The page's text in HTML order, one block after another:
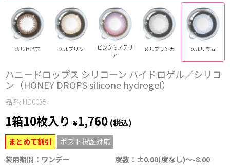
メルセピア メルプリン
ピンクミステリ
ア
メルブランカ メルリウム
ハニードロップス シリコーン ハイドロゲル／シリコ
ン（HONEY DROPS silicone hydrogel）
品番: HD0035
1箱10枚入り ¥1,760 (税込)
まとめて割引
ポスト投函対応
装用期間：ワンデー
度数：±0.00(度なし)～-8.00